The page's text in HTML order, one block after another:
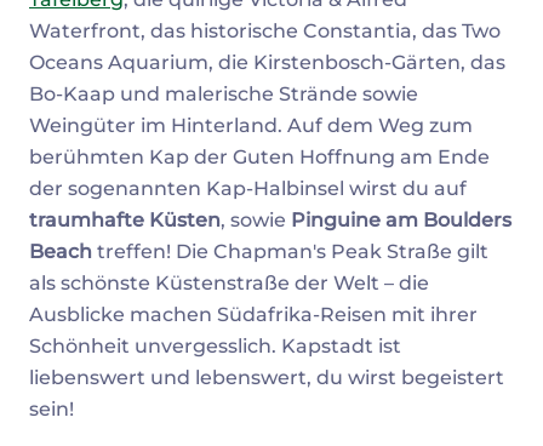
Waterfront, das historische Constantia, das Two
Oceans Aquarium, die Kirstenbosch-Gärten, das
Bo-Kaap und malerische Strände sowie
Weingüter im Hinterland. Auf dem Weg zum
berühmten Kap der Guten Hoffnung am Ende
der sogenannten Kap-Halbinsel wirst du auf
traumhafte Küsten, sowie Pinguine am Boulders
Beach treffen! Die Chapman's Peak Straße gilt
als schönste Küstenstraße der Welt – die
Ausblicke machen Südafrika-Reisen mit ihrer
Schönheit unvergesslich. Kapstadt ist
liebenswert und lebenswert, du wirst begeistert
sein!